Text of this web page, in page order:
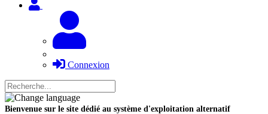
Connexion
Bienvenue sur le site dédié au système d'exploitation alternatif